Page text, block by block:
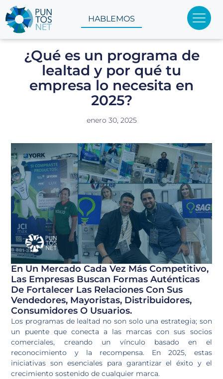
HABLEMOS
¿Qué es un programa de
lealtad y por qué tu
empresa lo necesita en
2025?
enero 30, 2025
En Un Mercado Cada Vez Más Competitivo,
Las Empresas Buscan Formas Auténticas
De Fortalecer Las Relaciones Con Sus
Vendedores, Mayoristas, Distribuidores,
Consumidores O Usuarios.
Los programas de lealtad no son solo una estrategia; son
un puente que conecta a las marcas con sus socios
comerciales, creando un vínculo basado en el
reconocimiento y la recompensa. En 2025, estas
iniciativas son esenciales para garantizar el éxito y el
crecimiento sostenido de cualquier marca.